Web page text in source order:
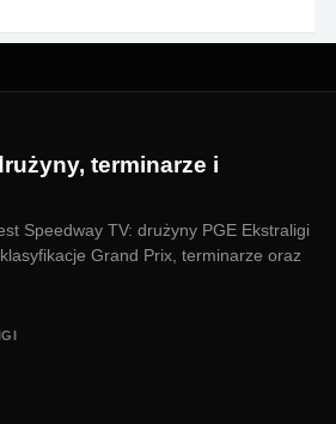
terminarze i
Speedway TV: drużyny PGE Ekstraligi
Grand Prix, terminarze oraz